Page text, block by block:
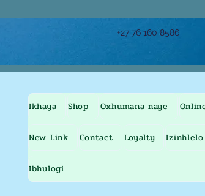
+27 76 160 8586
Ikhaya Shop Oxhumana naye
New Link Contact Loyalty Izinhlelo
Ibhulogi